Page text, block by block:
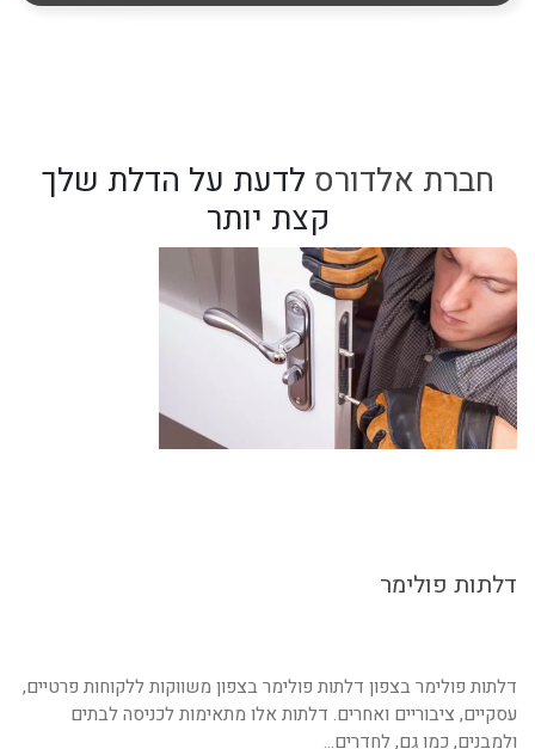
חברת אלדורס לדעת על הדלת שלך
קצת יותר
דלתות פולימר
דלתות פולימר בצפון דלתות פולימר בצפון משווקות ללקוחות פרטיים,
עסקיים, ציבוריים ואחרים. דלתות אלו מתאימות לכניסה לבתים
ולמבנים, כמו גם, לחדרים...